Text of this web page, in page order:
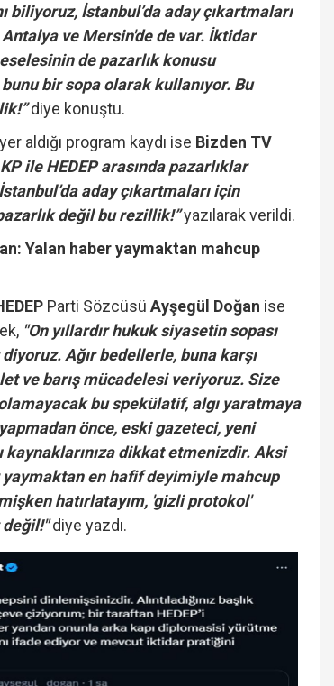
biliyoruz, İstanbul’da aday çıkartmaları
ve Mersin'de de var. İktidar
de pazarlık konusu
bunu bir sopa olarak kullanıyor. Bu
diye konuştu.
aldığı program kaydı ise Bizden TV
ile HEDEP arasında pazarlıklar
aday çıkartmaları için
değil bu rezillik!”yazılarak verildi.
Yalan haber yaymaktan mahcup
Parti Sözcüsü Ayşegül Doğan ise
"On yıllardır hukuk siyasetin sopası
Ağır bedellerle, buna karşı
ve barış mücadelesi veriyoruz. Size
bu spekülatif, algı yaratmaya
önce, eski gazeteci, yeni
kaynaklarınıza dikkat etmenizdir. Aksi
en hafif deyimiyle mahcup
hatırlatayım, 'gizli protokol'
değil!"diye yazdı.